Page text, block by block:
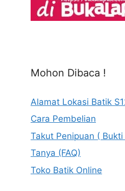
Mohon Dibaca !
Alamat Lokasi Batik
Cara Pembelian
Takut Penipuan (
Tanya (FAQ)
Toko Batik Online